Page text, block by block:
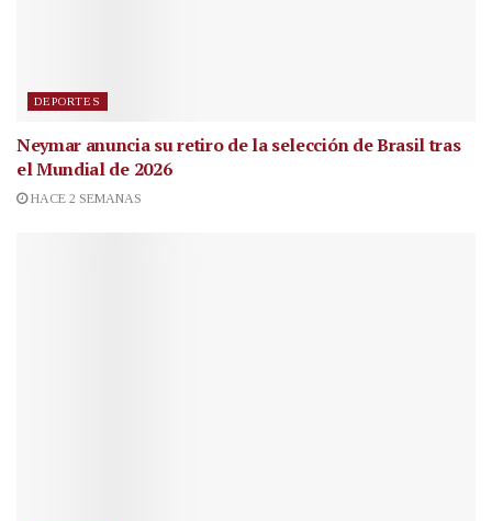
DEPORTES
Neymar anuncia su retiro de la selección de Brasil tras
el Mundial de 2026
HACE 2 SEMANAS